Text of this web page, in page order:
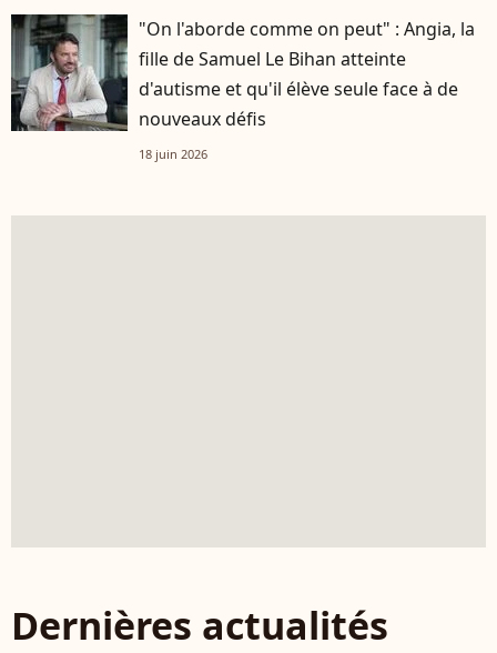
"On l'aborde comme on peut" : Angia, la
fille de Samuel Le Bihan atteinte
d'autisme et qu'il élève seule face à de
nouveaux défis
18 juin 2026
Dernières actualités